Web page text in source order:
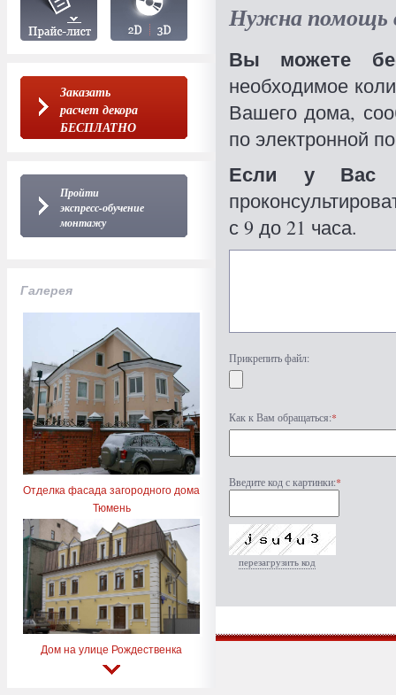
Заказать
расчет декора
БЕСПЛАТНО
Пройти
экспресс-обучение
монтажу
Галерея
Отделка фасада загородного дома
Тюмень
Дом на улице Рождественка
Нужна помощь
Вы можете
необходимое
Вашего дома,
по электронной
Если у Вас
с 9 до 21 часа.
Прикрепить файл:
Как к Вам обращаться:*
Введите код с картинки:*
перезагрузить код